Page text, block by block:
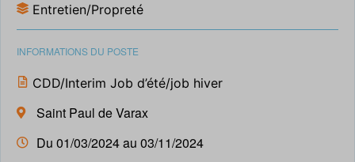
Entretien/Propreté
INFORMATIONS DU POSTE
CDD/Interim Job d’été/job hiver
Saint Paul de Varax
Du 01/03/2024 au 03/11/2024